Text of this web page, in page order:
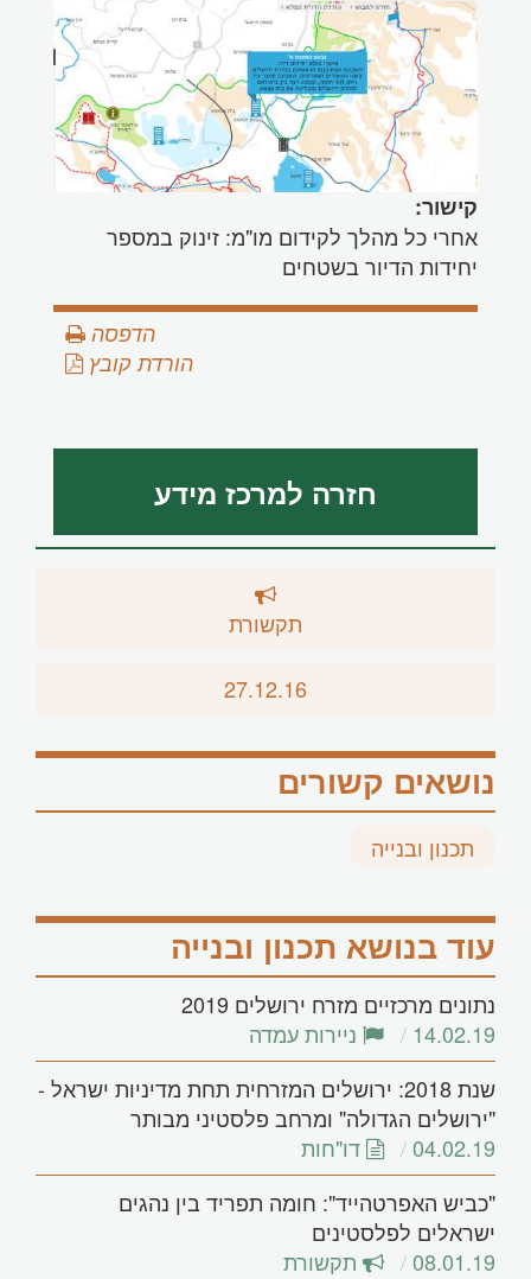
קישור:
אחרי כל מהלך לקידום מו"מ: זינוק במספר
יחידות הדיור בשטחים
הדפסה
הורדת קובץ
חזרה למרכז מידע
תקשורת
27.12.16
נושאים קשורים
תכנון ובנייה
עוד בנושא תכנון ובנייה
נתונים מרכזיים מזרח ירושלים 2019
14.02.19
ניירות עמדה
שנת 2018: ירושלים המזרחית תחת מדיניות ישראל -
"ירושלים הגדולה" ומרחב פלסטיני מבותר
04.02.19
דו"חות
"כביש האפרטהייד": חומה תפריד בין נהגים
ישראלים לפלסטינים
08.01.19
תקשורת